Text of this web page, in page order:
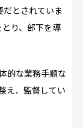
とされていま
り、部下を導
的な業務手順な
え、監督してい